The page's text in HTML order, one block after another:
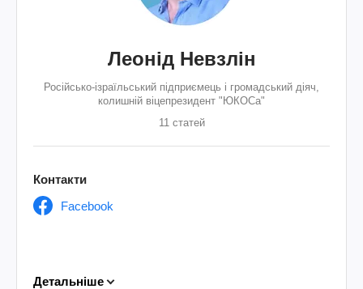
Леонід Невзлін
Російсько-ізраїльський підприємець і громадський діяч,
колишній віцепрезидент "ЮКОСа"
11 статей
Контакти
Facebook
Детальніше